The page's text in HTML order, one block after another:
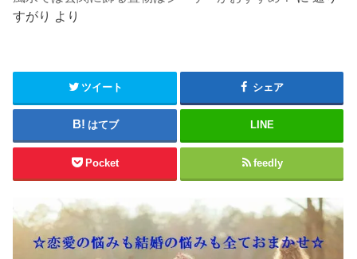
すがり より
ツイート シェア
はてブ LINE
Pocket feedly